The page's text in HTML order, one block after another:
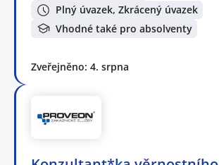
Plný úvazek, Zkrácený úvazek
Vhodné také pro absolventy
Zveřejněno: 4. srpna